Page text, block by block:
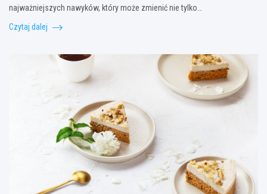
najważniejszych nawyków, który może zmienić nie tylko…
Czytaj dalej